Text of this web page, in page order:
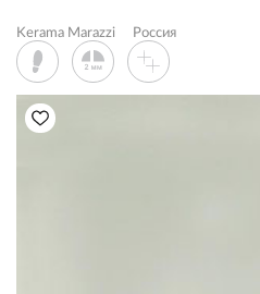
Kerama Marazzi Россия